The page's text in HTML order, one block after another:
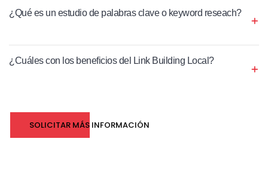
¿Qué es un estudio de palabras clave o keyword reseach?
¿Cuáles con los beneficios del Link Building Local?
SOLICITAR MÁS INFORMACIÓN